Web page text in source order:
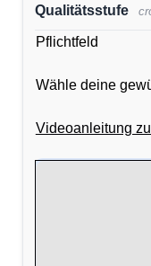
Qualitätsstufe
Pflichtfeld
Wähle deine
Videoanleitung